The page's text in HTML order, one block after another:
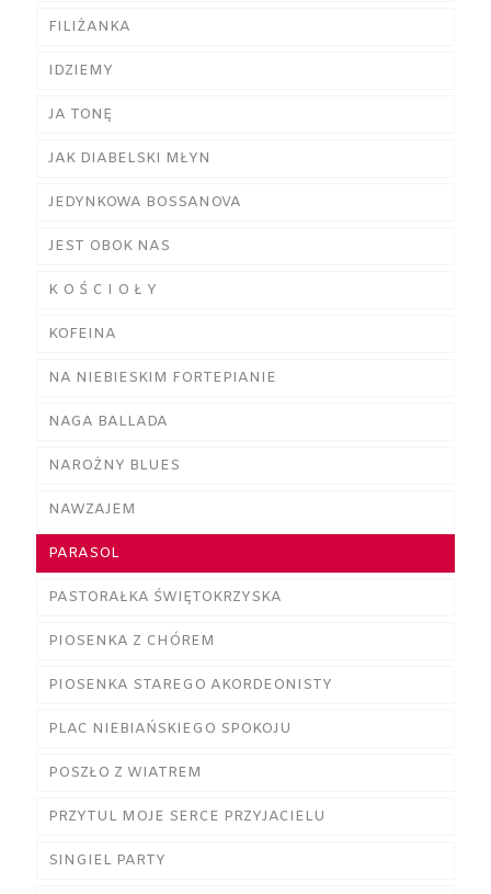
FILIŻANKA
IDZIEMY
JA TONĘ
JAK DIABELSKI MŁYN
JEDYNKOWA BOSSANOVA
JEST OBOK NAS
K O Ś C I O Ł Y
KOFEINA
NA NIEBIESKIM FORTEPIANIE
NAGA BALLADA
NAROŻNY BLUES
NAWZAJEM
PARASOL
PASTORAŁKA ŚWIĘTOKRZYSKA
PIOSENKA Z CHÓREM
PIOSENKA STAREGO AKORDEONISTY
PLAC NIEBIAŃSKIEGO SPOKOJU
POSZŁO Z WIATREM
PRZYTUL MOJE SERCE PRZYJACIELU
SINGIEL PARTY